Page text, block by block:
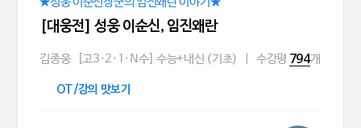
[대웅전] 성웅 이순신, 임진왜란
김종웅 [고3·2·1·N수] 수능+내신 (기초) 수강평 794개
OT/강의 맛보기